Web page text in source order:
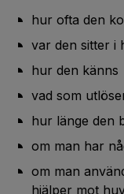
hur ofta den
var den sitter i
hur den känns
vad som
hur länge den
om man har
om man
hjälper mot